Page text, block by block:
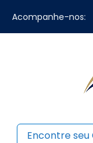
Acompanhe-nos:
Encontre